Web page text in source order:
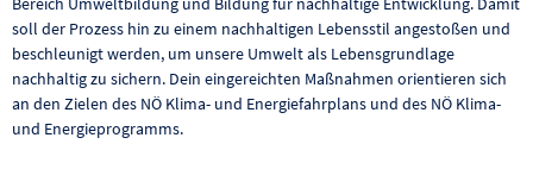
soll der Prozess hin zu einem nachhaltigen Lebensstil angestoßen und
beschleunigt werden, um unsere Umwelt als Lebensgrundlage
nachhaltig zu sichern. Dein eingereichten Maßnahmen orientieren sich
an den Zielen des NÖ Klima- und Energiefahrplans und des NÖ Klima-
und Energieprogramms.